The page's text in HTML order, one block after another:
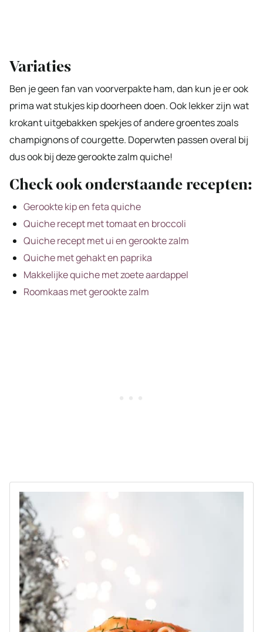
Variaties
Ben je geen fan van voorverpakte ham, dan kun je er ook
prima wat stukjes kip doorheen doen. Ook lekker zijn wat
krokant uitgebakken spekjes of andere groentes zoals
champignons of courgette. Doperwten passen overal bij
dus ook bij deze gerookte zalm quiche!
Check ook onderstaande recepten:
Gerookte kip en feta quiche
Quiche recept met tomaat en broccoli
Quiche recept met ui en gerookte zalm
Quiche met gehakt en paprika
Makkelijke quiche met zoete aardappel
Roomkaas met gerookte zalm